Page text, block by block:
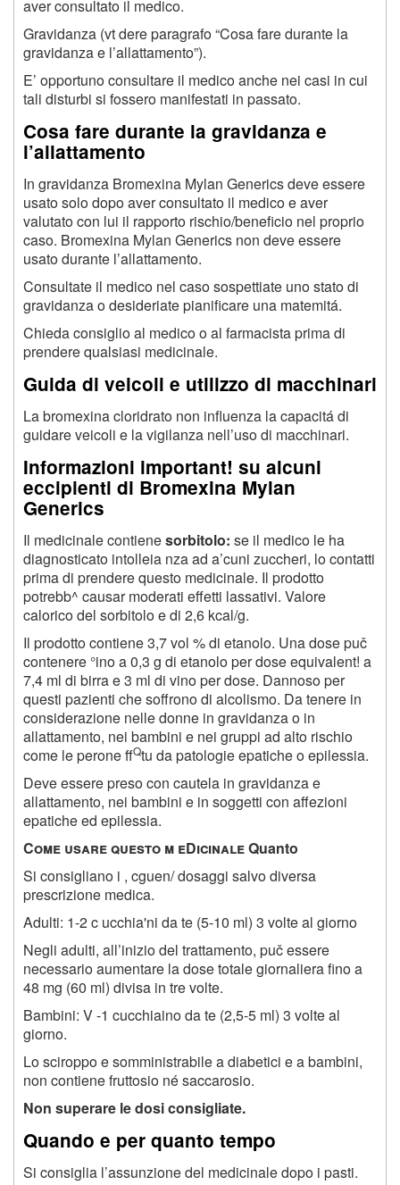
aver consultato il medico.
Gravidanza (vt dere paragrafo “Cosa fare durante la
gravidanza e l’allattamento”).
E’ opportuno consultare il medico anche nei casi in cui
tali disturbi si fossero manifestati in passato.
Cosa fare durante la gravidanza e
l’allattamento
In gravidanza Bromexina Mylan Generics deve essere
usato solo dopo aver consultato il medico e aver
valutato con lui il rapporto rischio/beneficio nel proprio
caso. Bromexina Mylan Generics non deve essere
usato durante l’allattamento.
Consultate il medico nel caso sospettiate uno stato di
gravidanza o desideriate pianificare una matemitá.
Chieda consiglio al medico o al farmacista prima di
prendere qualsiasi medicinale.
Guida di veicoli e utilizzo di macchinari
La bromexina cloridrato non influenza la capacitá di
guidare veicoli e la vigilanza nell’uso di macchinari.
Informazioni important! su alcuni
eccipienti di Bromexina Mylan
Generics
Il medicinale contienesorbitolo: se il medico le ha
diagnosticato intolleia nza ad a’cuni zuccheri, lo contatti
prima di prendere questo medicinale. Il prodotto
potrebb^ causar moderati effetti lassativi. Valore
calorico del sorbitolo e di 2,6 kcal/g.
Il prodotto contiene 3,7 vol % di etanolo. Una dose puč
contenere °ino a 0,3 g di etanolo per dose equivalent! a
7,4 ml di birra e 3 ml di vino per dose. Dannoso per
questi pazienti che soffrono di alcolismo. Da tenere in
considerazione nelle donne in gravidanza o in
allattamento, nei bambini e nei gruppi ad alto rischio
come le perone ffQtu da patologie epatiche o epilessia.
Deve essere preso con cautela in gravidanza e
allattamento, nei bambini e in soggetti con affezioni
epatiche ed epilessia.
Come usare questo m eDicinaleQuanto
Si consigliano i , cguen/ dosaggi salvo diversa
prescrizione medica.
Adulti: 1-2 c ucchia'ni da te (5-10 ml) 3 volte al giorno
Negli adulti, all’inizio del trattamento, puč essere
necessario aumentare la dose totale giornaliera fino a
48 mg (60 ml) divisa in tre volte.
Bambini: V -1 cucchiaino da te (2,5-5 ml) 3 volte al
giorno.
Lo sciroppo e somministrabile a diabetici e a bambini,
non contiene fruttosio né saccarosio.
Non superare le dosi consigliate.
Quando e per quanto tempo
Si consiglia l’assunzione del medicinale dopo i pasti.